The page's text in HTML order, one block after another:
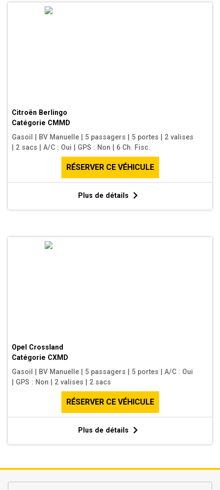
Citroën Berlingo
Catégorie CMMD
Gasoil
BV Manuelle 5 passagers 5 portes
2 valises
2 sacs A/C : Oui GPS : Non 6 Ch. Fisc.
RÉSERVER CE VÉHICULE
Plus de détails
Opel Crossland
Catégorie CXMD
Gasoil
BV Manuelle 5 passagers 5 portes
A/C : Oui
GPS : Non 2 valises 2 sacs
RÉSERVER CE VÉHICULE
Plus de détails